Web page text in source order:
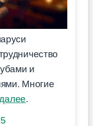
и
Многие
.